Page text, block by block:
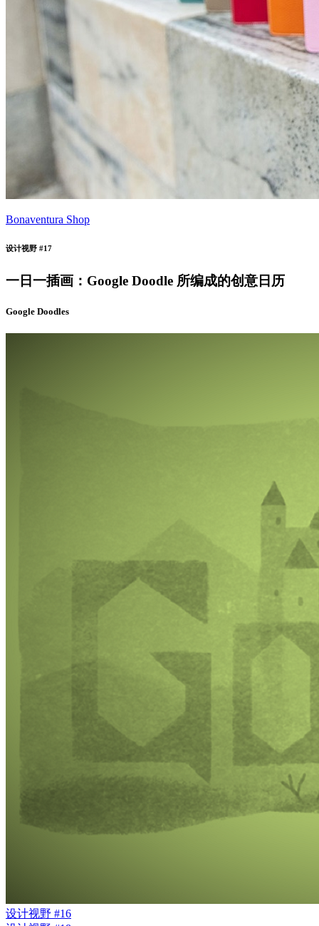
Bonaventura Shop
设计视野 #17
一日一插画：Google Doodle 所编成的创意日历
Google Doodles
设计视野 #16